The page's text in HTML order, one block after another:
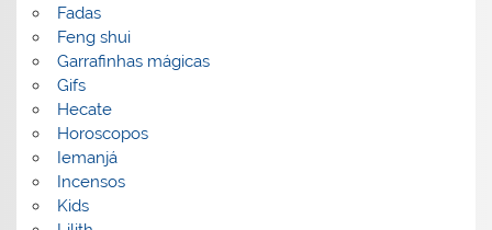
Fadas
Feng shui
Garrafinhas mágicas
Gifs
Hecate
Horoscopos
Iemanjá
Incensos
Kids